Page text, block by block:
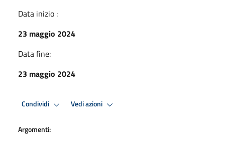
Data inizio :
23 maggio 2024
Data fine:
23 maggio 2024
Condividi Vedi azioni
Argomenti: